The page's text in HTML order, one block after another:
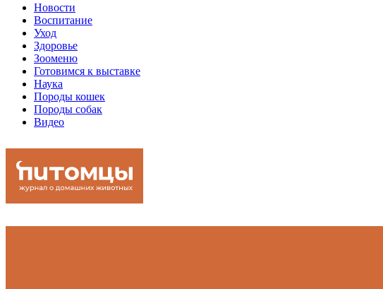
Новости
Воспитание
Уход
Здоровье
Зооменю
Готовимся к выставке
Наука
Породы кошек
Породы собак
Видео